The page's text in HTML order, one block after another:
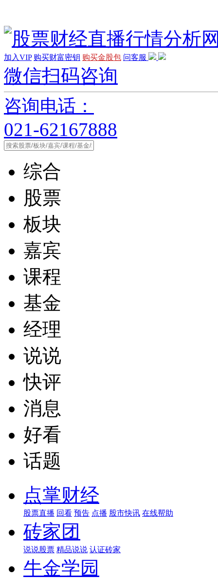
加入VIP 购买财富密钥 购买金股包 问客服
微信扫码咨询
咨询电话：
021-62167888
综合
股票
板块
嘉宾
课程
基金
经理
说说
快评
消息
好看
话题
点掌财经
股票直播 回看 预告 点播 股市快讯 在线帮助
砖家团
说说股票 精品说说 认证砖家
牛金学园